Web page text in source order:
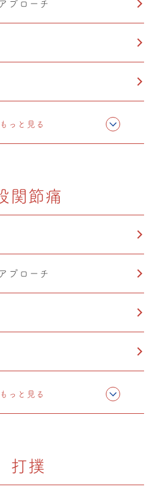
プローチ
（リリース）
もっと見る
関節痛
プローチ
（リリース）
もっと見る
打撲